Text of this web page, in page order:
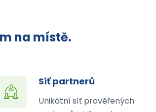
na místě.
Síť partnerů
Unikátní síť prověřených